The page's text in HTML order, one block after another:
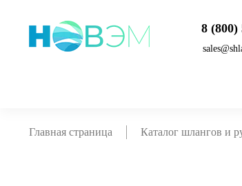
8 (800)
Главная страница Каталог шлангов и